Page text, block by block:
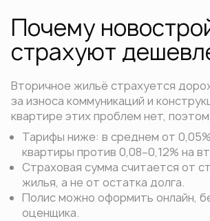
Почему
страхуют
Вторичное жильё страхуется
за износа коммуникаций и
квартире этих проблем нет,
Тарифы ниже: в среднем от
квартиры против 0,08–0,12% на
Страховая сумма считается от
жилья, а не от остатка долга.
Полис можно оформить онлайн,
оценщика.